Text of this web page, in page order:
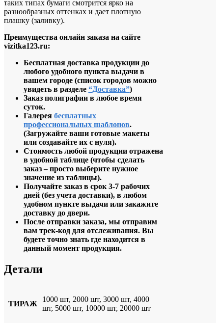
таких типах бумаги смотрится ярко на
разнообразных оттенках и дает плотную
плашку (заливку).
Преимущества онлайн заказа на сайте
vizitka123.ru:
Бесплатная доставка продукции до
любого удобного пункта выдачи в
вашем городе (список городов можно
увидеть в разделе “Доставка”)
Заказ полиграфии в любое время
суток.
Галерея бесплатных
профессиональных шаблонов.
(Загружайте ваши готовые макеты
или создавайте их с нуля).
Стоимость любой продукции отражена
в удобной таблице (чтобы сделать
заказ – просто выберите нужное
значение из таблицы).
Получайте заказ в срок 3-7 рабочих
дней (без учета доставки), в любом
удобном пункте выдачи или закажите
доставку до двери.
После отправки заказа, мы отправим
вам трек-код для отслеживания. Вы
будете точно знать где находится в
данный момент продукция.
Детали
ТИРАЖ
1000 шт, 2000 шт, 3000 шт, 4000
шт, 5000 шт, 10000 шт, 20000 шт